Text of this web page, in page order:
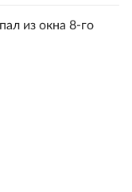
из окна 8-го